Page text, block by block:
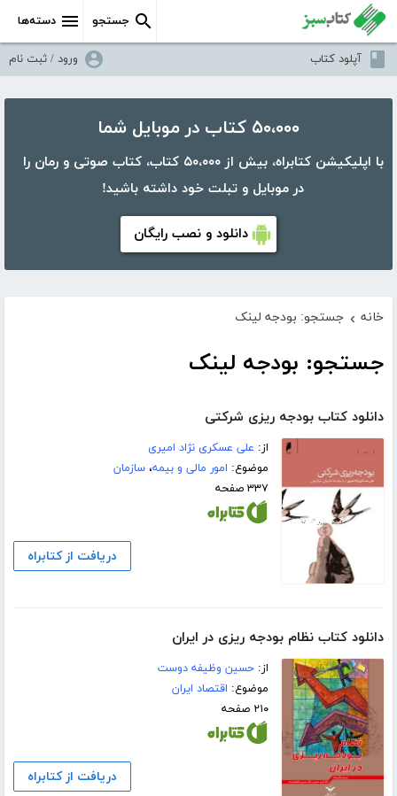
دسته‌ها جستجو
آپلود کتاب ورود / ثبت نام
۵۰،۰۰۰ کتاب در موبایل شما
با اپلیکیشن کتابراه، بیش از ۵۰،۰۰۰ کتاب، کتاب صوتی و رمان را
در موبایل و تبلت خود داشته باشید!
دانلود و نصب رایگان
خانه › جستجو: بودجه لینک
جستجو: بودجه لینک
دانلود کتاب بودجه ریزی شرکتی
از: علی عسکری نژاد امیری
موضوع: امور مالی و بیمه،سازمان
۳۳۷ صفحه
دریافت از کتابراه
دانلود کتاب نظام بودجه ریزی در ایران
از:حسین وظیفه دوست
موضوع: اقتصاد ایران
۲۱۰ صفحه
دریافت از کتابراه